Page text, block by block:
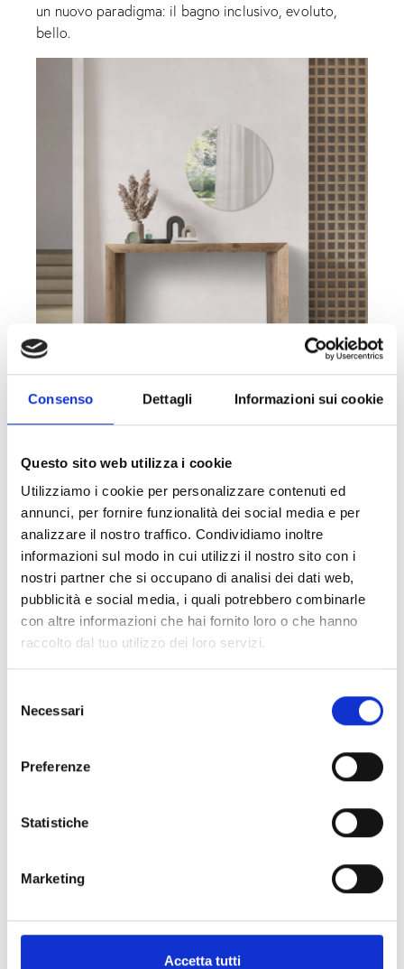
Consenso Dettagli Informazioni sui cookie
Questo sito web utilizza i cookie
Utilizziamo i cookie per personalizzare contenuti ed
annunci, per fornire funzionalità dei social media e per
analizzare il nostro traffico. Condividiamo inoltre
informazioni sul modo in cui utilizzi il nostro sito con i
nostri partner che si occupano di analisi dei dati web,
pubblicità e social media, i quali potrebbero combinarle
con altre informazioni che hai fornito loro o che hanno
raccolto dal tuo utilizzo dei loro servizi.
Necessari
Preferenze
Statistiche
Marketing
Accetta tutti
un nuovo paradigma: il bagno inclusivo, evoluto,
bello.
CONSOLLE DIAMANTE
nostro legno sempre unico diventa protagonista
assoluto. In questo caso l’Ontano di recupero grazie
alle sue caratteristiche conferisce a questa consolle
eleganza e raffinatezza. Il particolare che la
contraddistingue è l’inclinazione bifacciale dello
spessore sia nelle gambe sia nel piano, rendendo
l’arredo particolare ma allo stesso tempo dalle linee
pulite, per riuscire ad adattarsi così ad ogni
ambiente, con la possibilità di inserimento anche a